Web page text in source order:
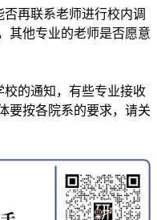
再联系老师进行校内调
其他专业的老师是否愿意
的通知，有些专业接收
要按各院系的要求，请关